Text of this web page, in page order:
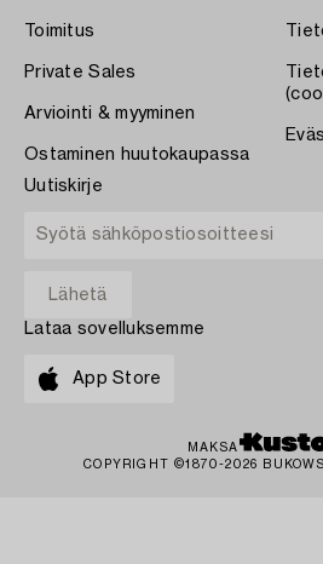
Toimitus
Private Sales
Arviointi & myyminen
Ostaminen huutokaupassa
Uutiskirje
Lataa sovelluksemme
App Store
MAKSA
COPYRIGHT ©1870-2026